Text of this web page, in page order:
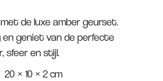
de luxe amber geurset.
en geniet van de perfecte
sfeer en stijl.
20 × 10 × 2 cm